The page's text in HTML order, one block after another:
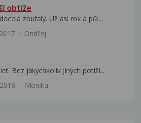
obtíže
zoufalý. Už asi rok a půl...
Ondřej
Bez jakýchkoliv jiných potíží...
Monika